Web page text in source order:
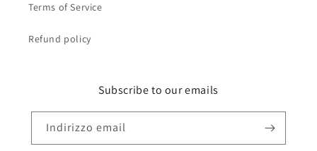
Terms of Service
Refund policy
Subscribe to our emails
Indirizzo email